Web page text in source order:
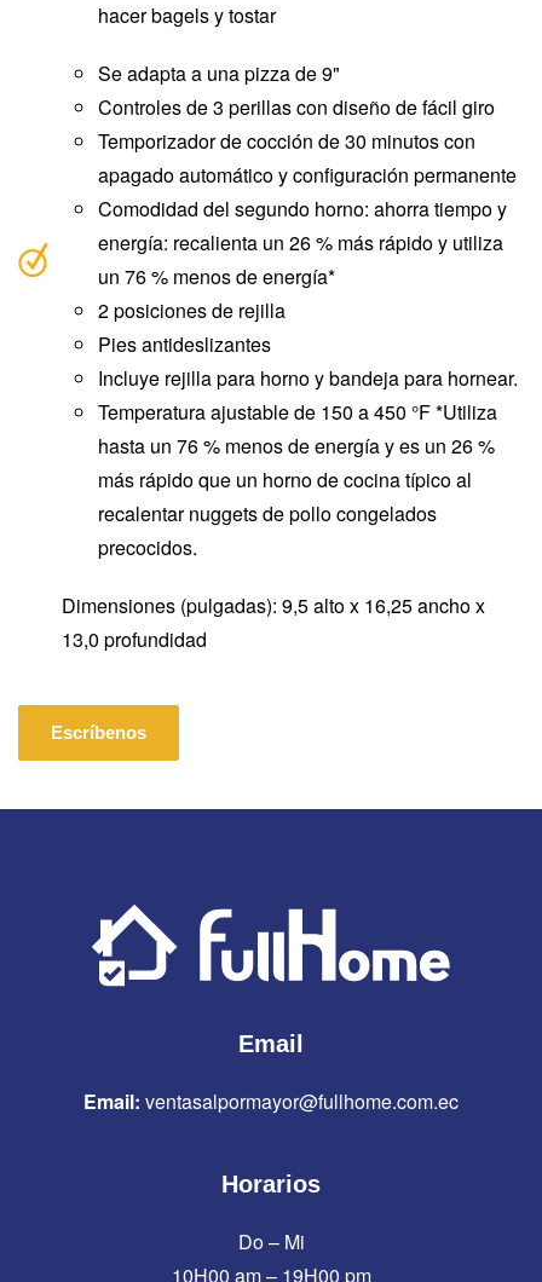
hacer bagels y tostar
Se adapta a una pizza de 9"
Controles de 3 perillas con diseño de fácil giro
Temporizador de cocción de 30 minutos con
apagado automático y configuración permanente
Comodidad del segundo horno: ahorra tiempo y
energía: recalienta un 26 % más rápido y utiliza
un 76 % menos de energía*
2 posiciones de rejilla
Pies antideslizantes
Incluye rejilla para horno y bandeja para hornear.
Temperatura ajustable de 150 a 450 °F *Utiliza
hasta un 76 % menos de energía y es un 26 %
más rápido que un horno de cocina típico al
recalentar nuggets de pollo congelados
precocidos.
Dimensiones (pulgadas): 9,5 alto x 16,25 ancho x
13,0 profundidad
Escríbenos
Email
Email: ventasalpormayor@fullhome.com.ec
Horarios
Do – Mi
10H00 am – 19H00 pm